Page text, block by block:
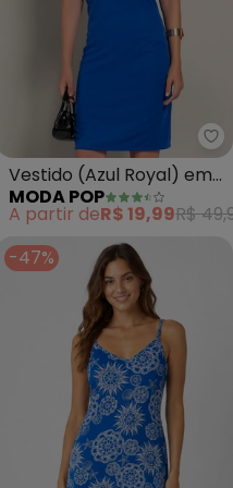
Pop - Vestido (Azul) em
Vestido (Azul Royal) em
Malha
MODA POP
A partir deR$ 19,99R$
-47%